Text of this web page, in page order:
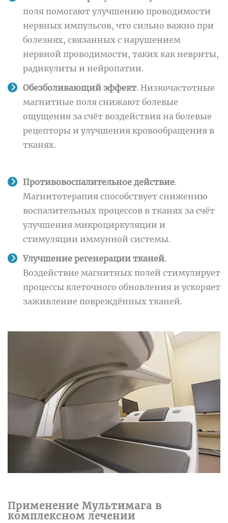
поля помогают улучшению проводимости
нервных импульсов, что сильно важно при
болезнях, связанных с нарушением
нервной проводимости, таких как невриты,
радикулиты и нейропатии.
Обезболивающий эффект. Низкочастотные
магнитные поля снижают болевые
ощущения за счёт воздействия на болевые
рецепторы и улучшения кровообращения в
тканях.
Противовоспалительное действие.
Магнитотерапия способствует снижению
воспалительных процессов в тканях за счёт
улучшения микроциркуляции и
стимуляции иммунной системы.
Улучшение регенерации тканей.
Воздействие магнитных полей стимулирует
процессы клеточного обновления и ускоряет
заживление повреждённых тканей.
Применение Мультимага в
комплексном лечении